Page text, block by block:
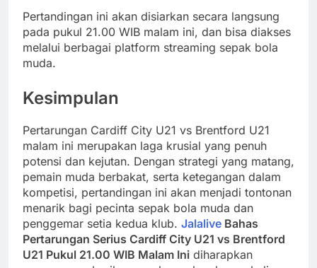
Pertandingan ini akan disiarkan secara langsung
pada pukul 21.00 WIB malam ini, dan bisa diakses
melalui berbagai platform streaming sepak bola
muda.
Kesimpulan
Pertarungan Cardiff City U21 vs Brentford U21
malam ini merupakan laga krusial yang penuh
potensi dan kejutan. Dengan strategi yang matang,
pemain muda berbakat, serta ketegangan dalam
kompetisi, pertandingan ini akan menjadi tontonan
menarik bagi pecinta sepak bola muda dan
penggemar setia kedua klub. Jalalive Bahas
Pertarungan Serius Cardiff City U21 vs Brentford
U21 Pukul 21.00 WIB Malam Ini diharapkan